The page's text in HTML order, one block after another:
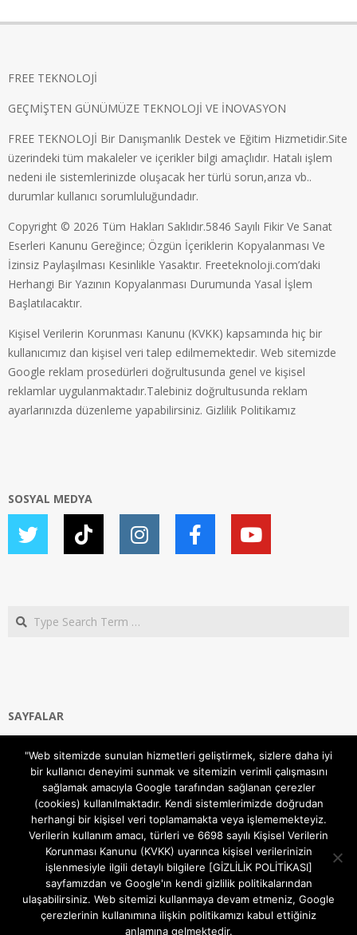
FREE TEKNOLOJİ
GEÇMİŞTEN GÜNÜMÜZE TEKNOLOJİ VE İNOVASYON
FREE TEKNOLOJİ Bir Danışmanlık Destek ve Eğitim Hizmetidir.Site
üzerindeki tüm makaleler ve içerikler bilgi amaçlıdır. Hatalı işlem
nedeni ile sistemlerinizde oluşacak her türlü sorun,arıza vb..
durumlar kullanıcı sorumluluğundadır.
Copyright © 2026 Tüm Hakları Saklıdır.5846 Sayılı Fikir Ve Sanat
Eserleri Kanunu Gereğince; Özgün İçeriklerin Kopyalanması Ve
İzinsiz Paylaşılması Kesinlikle Yasaktır. Freeteknoloji.com’daki
Herhangi Bir Yazının Kopyalanması Durumunda Yasal İşlem
Başlatılacaktır.
Kişisel Verilerin Korunması Kanunu (KVKK) kapsamında hiç bir
kullanıcımız dan kişisel veri talep edilmemektedir. Web sitemizde
Google reklam prosedürleri doğrultusunda genel ve kişisel
reklamlar uygulanmaktadır.Talebiniz doğrultusunda reklam
ayarlarınızda düzenleme yapabilirsiniz. Gizlilik Politikamız
SOSYAL MEDYA
Search
SAYFALAR
Gizlilik ve Çerezler (Cookies) Politikası
Hakkımızda
İletişim Kanalları
MODEM KURULUM
TEKNİK DESTEK
TELEVİZYON SİSTEMLERİ
"Web sitemizde sunulan hizmetleri geliştirmek, sizlere daha iyi
bir kullanıcı deneyimi sunmak ve sitemizin verimli çalışmasını
sağlamak amacıyla Google tarafından sağlanan çerezler
(cookies) kullanılmaktadır. Kendi sistemlerimizde doğrudan
herhangi bir kişisel veri toplamamakta veya işlememekteyiz.
Verilerin kullanım amacı, türleri ve 6698 sayılı Kişisel Verilerin
Korunması Kanunu (KVKK) uyarınca kişisel verilerinizin
işlenmesiyle ilgili detaylı bilgilere [GİZLİLİK POLİTİKASI]
sayfamızdan ve Google'ın kendi gizlilik politikalarından
ulaşabilirsiniz. Web sitemizi kullanmaya devam etmeniz, Google
çerezlerinin kullanımına ilişkin politikamızı kabul ettiğiniz
anlamına gelmektedir.